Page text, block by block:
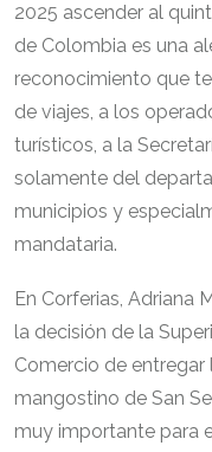
2025 ascender al
de Colombia es una
reconocimiento que
de viajes, a los
turísticos, a la
solamente del
municipios y
mandataria.
En Corferias, Adriana
la decisión de la
Comercio de
mangostino de San
muy importante para